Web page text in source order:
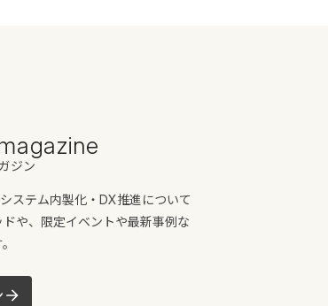
ジン
ステム内製化・DX推進について
や、限定イベントや最新事例な